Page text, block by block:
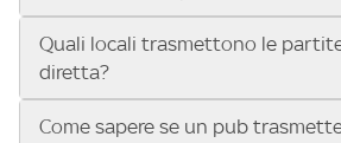
Se cerchi un bar, pub, ristorante o
vedere le partite di Serie A ENILIVE, la
UEFA Champions League, la UEFA
Conference League, il Tennis, la
Quali locali trasmettono le
diretta?
Vuoi sapere quali bar, pub o ristoranti
Come sapere se un pub